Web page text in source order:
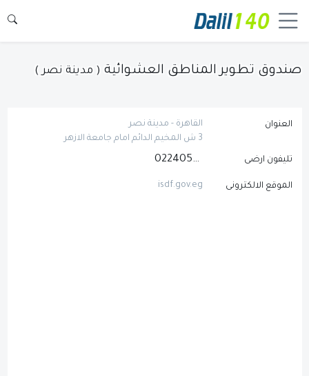
صندوق تطوير المناطق العشوائية ( مدينة نصر )
العنوان
القاهرة - مدينة نصر
3 ش المخيم الدائم امام جامعة الازهر
تليفون ارضى 0224054446
الموقع الالكترونى isdf.gov.eg